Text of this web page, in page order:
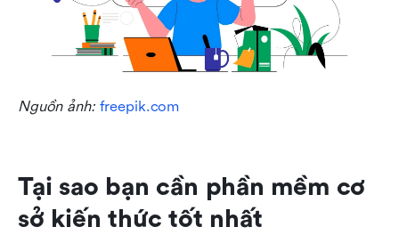
Nguồn ảnh: freepik.com
Tại sao bạn cần phần mềm cơ
sở kiến thức tốt nhất